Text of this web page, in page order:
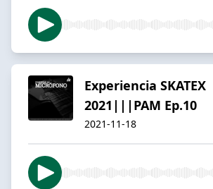
Experiencia SKATEX
2021|||PAM Ep.10
2021-11-18